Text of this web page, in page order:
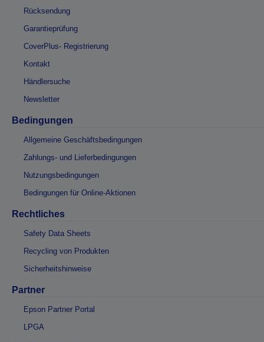
Rücksendung
Garantieprüfung
CoverPlus- Registrierung
Kontakt
Händlersuche
Newsletter
Bedingungen
Allgemeine Geschäftsbedingungen
Zahlungs- und Lieferbedingungen
Nutzungsbedingungen
Bedingungen für Online-Aktionen
Rechtliches
Safety Data Sheets
Recycling von Produkten
Sicherheitshinweise
Partner
Epson Partner Portal
LPGA